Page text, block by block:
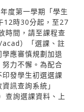
度第一學期「學生
12時30分起，至27
時間，請至課程查
）「選課、註
應審慎規劃加退
力不懈。為配合
發學生初選選課
訊查詢系統」
詢選課資料、上